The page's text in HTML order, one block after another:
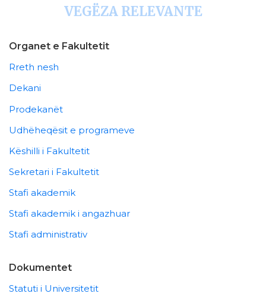
VEGËZA RELEVANTE
Organet e Fakultetit
Rreth nesh
Dekani
Prodekanët
Udhëheqësit e programeve
Këshilli i Fakultetit
Sekretari i Fakultetit
Stafi akademik
Stafi akademik i angazhuar
Stafi administrativ
Dokumentet
Statuti i Universitetit